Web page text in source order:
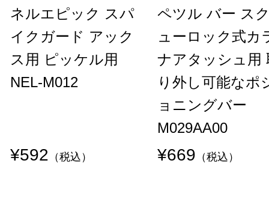
ネルエピック スパ
イクガード アック
ス用 ピッケル用
NEL-M012
¥592 （税込）
ペツル バー ス
ューロック式カ
ナアタッシュ用
り外し可能なポ
ョニングバー
M029AA00
¥669 （税込）